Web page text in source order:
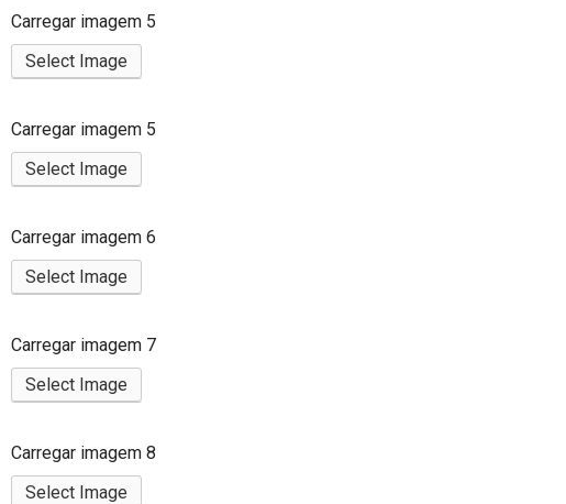
Carregar imagem 5
Select Image
Carregar imagem 5
Select Image
Carregar imagem 6
Select Image
Carregar imagem 7
Select Image
Carregar imagem 8
Select Image